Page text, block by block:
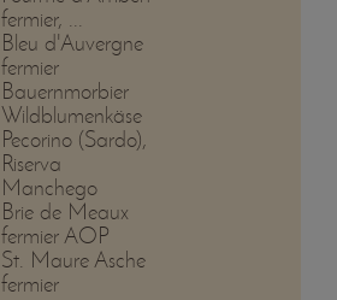
fermier, ...
Bleu d'Auvergne
fermier
Bauernmorbier
Wildblumenkäse
Pecorino (Sardo),
Riserva
Manchego
Brie de Meaux
fermier AOP
St. Maure Asche
fermier